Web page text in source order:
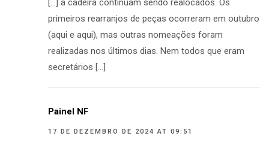
[…] a cadeira continuam sendo realocados. Os
primeiros rearranjos de peças ocorreram em outubro
(aqui e aqui), mas outras nomeações foram
realizadas nos últimos dias. Nem todos que eram
secretários […]
Painel NF
17 DE DEZEMBRO DE 2024 AT 09:51